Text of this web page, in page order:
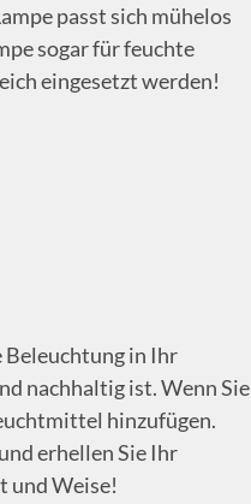
passt sich mühelos
sogar für feuchte
eingesetzt werden!
Beleuchtung in Ihr
nachhaltig ist. Wenn Sie
hinzufügen.
erhellen Sie Ihr
und Weise!